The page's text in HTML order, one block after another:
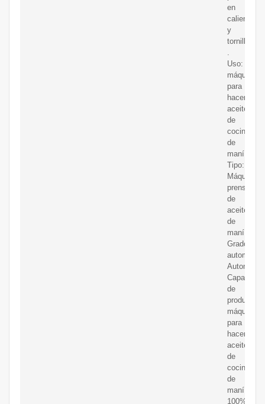
en
caliente
y
tornillo
Uso:
máquina
para
hacer
aceite
de
cocina
de
maní;
Tipo:
Máquina
prensadora
de
aceite
de
maní;
Grado
Capacidad
de
máquina
para
hacer
aceite
de
cocina
de
maní
100%;